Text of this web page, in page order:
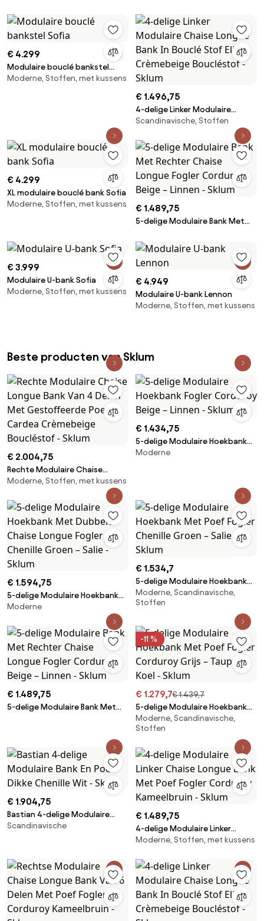
€ 4.299
Modulaire bouclé bankstel
Sofia
Moderne, Stoffen, met kussens
€ 1.496,75
4-delige Linker Modulaire
Chaise Longue Bank In Bouclé
Boucléstof - Sklum
Scandinavische, Stoffen
€ 4.299
XL modulaire bouclé bank Sofia
Moderne, Stoffen, met kussens
€ 1.489,75
5-delige Modulaire Bank Met
Corduroy Beige – Linnen -
€ 3.999
Modulaire U-bank Sofia
Moderne, Stoffen, met kussens
€ 4.949
Modulaire U-bank Lennon
Moderne, Stoffen, met kussens
Beste producten van Sklum
€ 2.004,75
Rechte Modulaire Chaise
Longue Bank Van 4 Delen Met
Gestoffeerde Poef Cardea
Crèmebeige Boucléstof - Sklum
Moderne, Stoffen, met kussens
€ 1.434,75
5-delige Modulaire Hoekbank
Fogler Corduroy Beige – Linnen
Moderne
€ 1.594,75
5-delige Modulaire Hoekbank
Met Dubbele Chaise Longue
Fogler Chenille Groen – Salie -
Sklum
Moderne
€ 1.534,7
5-delige Modulaire Hoekbank
Met Poef Fogler Chenille Groen
– Salie - Sklum
Moderne, Scandinavische,
Stoffen
€ 1.489,75
5-delige Modulaire Bank Met
-11 %
€ 1.279,7€ 1.439,7
5-delige Modulaire Hoekbank
Met Poef Fogler Corduroy Grijs
– Taupe – Koel - Sklum
Moderne, Scandinavische,
Stoffen
€ 1.904,75
Bastian 4-delige Modulaire
Bank En Poef Dikke Chenille Wit
Scandinavische
€ 1.489,75
4-delige Modulaire Linker
Chaise Longue Bank Met Poef
Sklum
Moderne, Stoffen, met kussens